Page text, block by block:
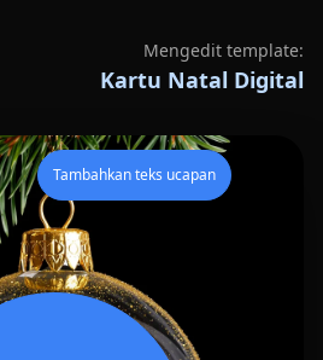
Mengedit template:
Kartu Natal Digital
Tambahkan teks ucapan